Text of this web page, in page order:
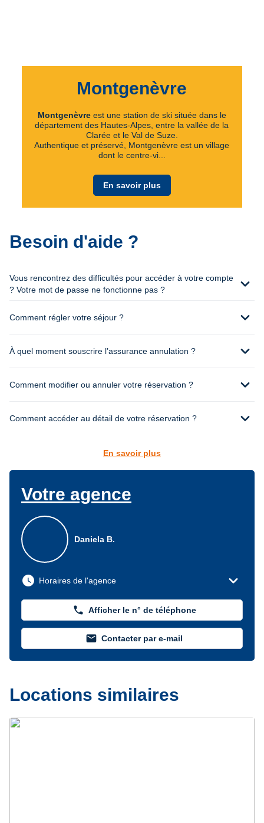
Montgenèvre
Montgenèvreest une station de ski située dans le
département des Hautes-Alpes, entre la vallée de la
Clarée et le Val de Suze.
Authentique et préservé, Montgenèvre est un village
dont le centre-vi...
En savoir plus
Besoin d'aide ?
Vous rencontrez des difficultés pour accéder à votre compte
? Votre mot de passe ne fonctionne pas ?
expand_more
Comment régler votre séjour ? expand_more
À quel moment souscrire l’assurance annulation ? expand_more
Comment modifier ou annuler votre réservation ? expand_more
Comment accéder au détail de votre réservation ? expand_more
En savoir plus
Votre agence
Daniela B.
watch_later Horaires de l'agence expand_more
phone Afficher le n° de téléphone
mail Contacter par e-mail
Locations similaires
Précédent
Suivant